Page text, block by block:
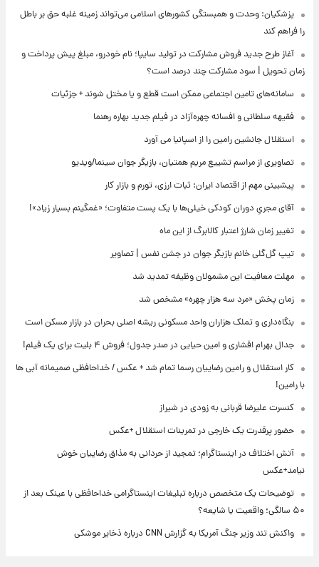
پزشکیان: وحدت و همبستگی کشورهای اسلامی می‌تواند زمینه غلبه حق بر باطل
را فراهم کند
آغاز طرح جدید فروش مشارکت در تولید سایپا؛ نام خودرو، مبلغ پیش پرداخت و
زمان تحویل | سود مشارکت چند درصد است؟
سامانه‌های تامین اجتماعی ممکن است قطع و یا مختل شوند + جزئیات
فقیهه سلطانی و افسانه چهره‌آزاد در فیلم جدید بهاره رهنما
استقلال جانشین رامین را از اسپانیا می آورد
تصاویری از مراسم تشییع مریم همتیان، بازیگر جوان سینما/ویدیو
پیشبینی مهم از اقتصاد ایران: ثبات ارزی، تورم و بازار کار
آقای مجریِ دوران کودکی خیلی‌ها با یک پست متفاوت؛ «غمگینم بسیار زیاد»!
تغییر زمان شارژ اعتبار کالابرگ از این ماه
تیپ گل‌گلی خانم بازیگر جوان در جشن نفس | تصاویر
مهلت معافیت این مشمولان وظیفه تمدید شد
زمان پخش «مرد سه هزار چهره» مشخص شد
بنگاه‌داری و تملک هزاران واحد مسکونی ریشه اصلی بحران در بازار مسکن است
جدال بهرام افشاری و امین حیایی در صدر جدول؛ فروش ۴ بلیت برای یک فیلم!
کار استقلال و رامین رضاییان رسما تمام شد + عکس / خداحافظی صمیمانه آبی ها
با رامین!
کنسرت علیرضا قربانی به زودی در شیراز
حضور پرقدرت یک خارجی در تمرینات استقلال +عکس
آتش اختلاف در اینستاگرام؛ تمجید از حردانی به مذاق رضاییان خوش
نیامد+عکس
توضیحات یک متخصص درباره تبلیغات اینستاگرامی خداحافظی با عینک بعد از
۵۰ سالگی؛ واقعیت یا شایعه؟
واکنش تند وزیر جنگ آمریکا به گزارش CNN درباره ذخایر موشکی